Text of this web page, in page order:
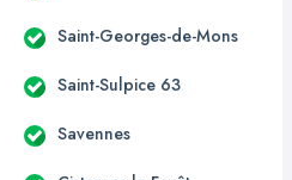
Saint-Georges-de-Mons
Saint-Sulpice 63
Savennes